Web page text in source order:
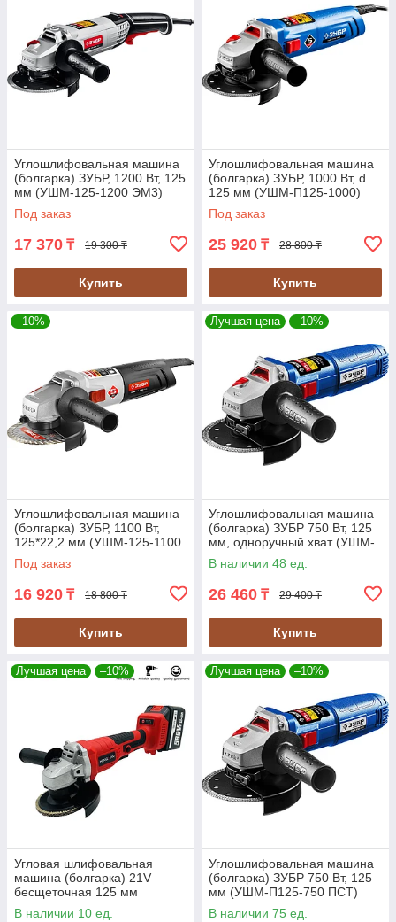
Углошлифовальная машина
(болгарка) ЗУБР, 1200 Вт, 125
мм (УШМ-125-1200 ЭМ3)
Под заказ
17 370 ₸ 19 300 ₸
Купить
Углошлифовальная машина
(болгарка) ЗУБР, 1000 Вт, d
125 мм (УШМ-П125-1000)
Под заказ
25 920 ₸ 28 800 ₸
Купить
–10%
Углошлифовальная машина
(болгарка) ЗУБР, 1100 Вт,
125*22,2 мм (УШМ-125-1100
ТМ3)
Под заказ
16 920 ₸ 18 800 ₸
Купить
Лучшая цена –10%
Углошлифовальная машина
(болгарка) ЗУБР 750 Вт, 125
мм, одноручный хват (УШМ-
П125-750)
В наличии 48 ед.
26 460 ₸ 29 400 ₸
Купить
Лучшая цена –10%
Угловая шлифовальная
машина (болгарка) 21V
бесщеточная 125 мм
HENGDIAN (DSV125)
В наличии 10 ед.
Лучшая цена –10%
Углошлифовальная машина
(болгарка) ЗУБР 750 Вт, 125
мм (УШМ-П125-750 ПСТ)
В наличии 75 ед.